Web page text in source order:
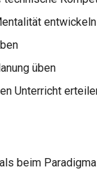
entwickeln
üben
Unterricht
beim